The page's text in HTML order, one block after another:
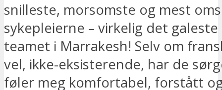
snilleste, morsomste og mest
sykepleierne – virkelig det
teamet i Marrakesh! Selv om
vel, ikke-eksisterende, har de
føler meg komfortabel, forstått